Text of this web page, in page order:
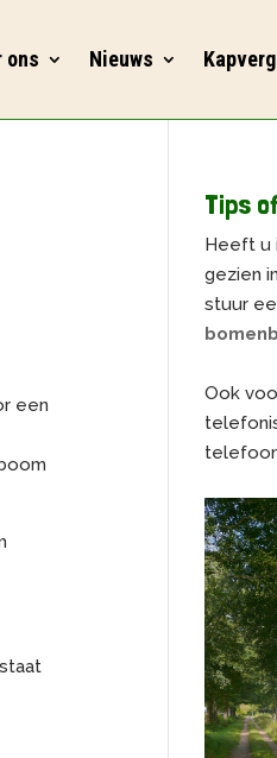
ons Nieuws
een
Tips
Heeft u
gezien
stuur
Ook